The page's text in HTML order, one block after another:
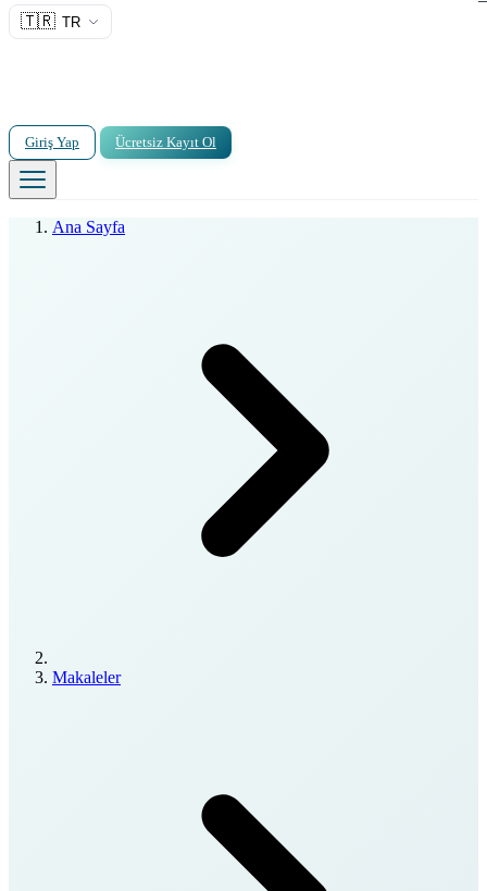
🇹🇷 TR
Giriş Yap Ücretsiz Kayıt Ol
Ana Sayfa
Makaleler